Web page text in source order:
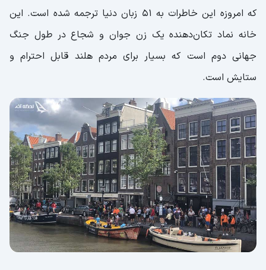
که امروزه این خاطرات به 51 زبان دنیا ترجمه شده است. این
خانه نماد تکان‌دهنده یک زن جوان و شجاع در طول جنگ
جهانی دوم است که بسیار برای مردم هلند قابل احترام و
ستایش است.